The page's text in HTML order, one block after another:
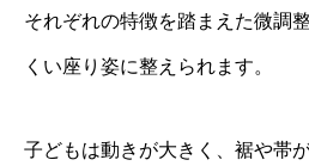
それぞれの特徴を踏まえた微調
くい座り姿に整えられます。
子どもは動きが大きく、裾や帯